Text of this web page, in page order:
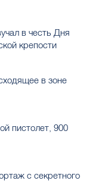
в честь Дня
крепости
в зоне
пистолет, 900
с секретного